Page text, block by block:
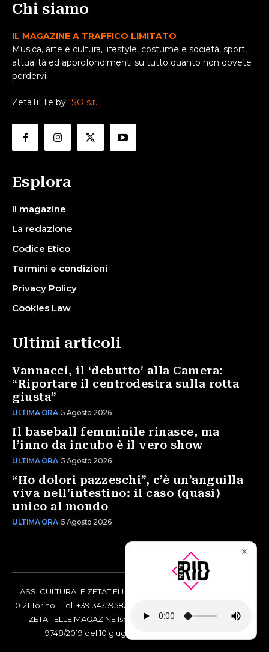
Chi siamo
IL MAGAZINE A TRAFFICO LIMITATO
Musica, arte e cultura, lifestyle, costume e società, sport,
attualità ed approfondimenti su tutto quanto non dovete
perdervi
ZetaTiElle by ISO s.r.l
Esplora
Il magazine
La redazione
Codice Etico
Termini e condizioni
Privacy Policy
Cookies Law
Ultimi articoli
Vannacci, il ‘debutto’ alla Camera:
“Riportare il centrodestra sulla rotta
giusta”
ULTIMA ORA 5 Agosto 2026
Il baseball femminile rinasce, ma
l’inno da incubo è il vero show
ULTIMA ORA 5 Agosto 2026
“Ho dolori pazzeschi”, c’è un’anguilla
viva nell’intestino: il caso (quasi)
unico al mondo
ULTIMA ORA 5 Agosto 2026
ASS. CULTURALE ZETATIELLE OFF via Vittorio Amedeo II, 21 -
10121 Torino - Tel. +39 3475958238 - Codice Fiscale 97883690014
- ZETATIELLE MAGAZINE Iscrizione al Tribunale di Torino n°
9748/2019 del 10 giugno 2019 - RG n. 16073/2019
✕